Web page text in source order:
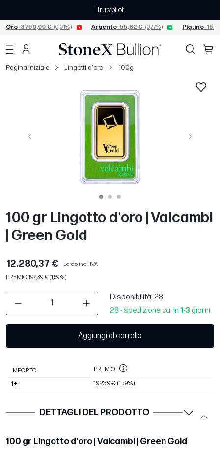
Trustpilot
Oro 3759,99 € (0,01%) Argento 55,62 € (0,77%) Platino
Pagina iniziale Lingotti d'oro 100g
Precedente Avanti
100 gr Lingotto d'oro | Valcambi
| Green Gold
12.280,37 €
Lordo incl. IVA
PREMIO: 192,39 € (1,59%)
Disponibilità: 28
28 - spedizione ca. in 1-3 giorni
Aggiungi al carrello
IMPORTO PREMIO
1+ 192,39 € (1,59%)
DETTAGLI DEL PRODOTTO
100 gr Lingotto d'oro | Valcambi | Green Gold